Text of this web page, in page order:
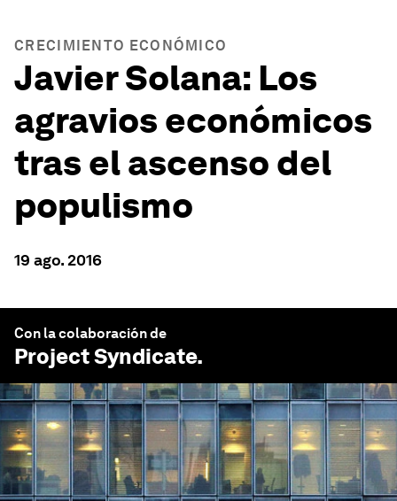
CRECIMIENTO ECONÓMICO
Javier Solana: Los
agravios económicos
tras el ascenso del
populismo
19 ago. 2016
Con la colaboración de
Project Syndicate.